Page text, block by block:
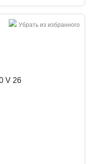
Убрать из избранного